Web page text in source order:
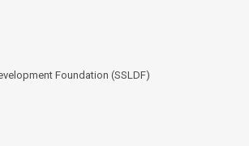
Foundation (SSLDF)